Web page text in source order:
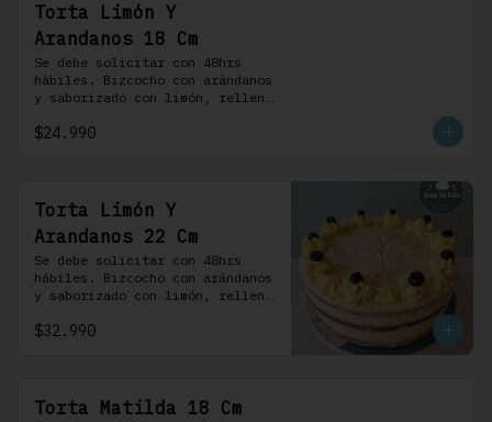
Torta Limón Y
Arandanos 18 Cm
Se debe solicitar con 48hrs
hábiles. Bizcocho con arándanos
y saborizado con limón, rellena
rojos y cubierta con un
$24.990
Torta Limón Y
Arandanos 22 Cm
Se debe solicitar con 48hrs
hábiles. Bizcocho con arándanos
y saborizado con limón, rellena
rojos y cubierta con un
$32.990
Torta Matilda 18 Cm